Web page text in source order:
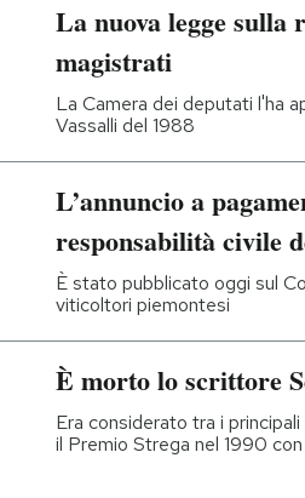
La nuova legge sulla
magistrati
La Camera dei deputati l'ha
Vassalli del 1988
L’annuncio a
responsabilità civile
È stato pubblicato oggi sul
viticoltori piemontesi
È morto lo scrittore
Era considerato tra i
il Premio Strega nel 1990